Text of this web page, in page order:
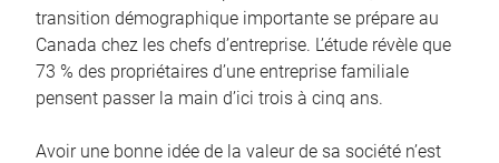
transition démographique importante se prépare au
Canada chez les chefs d’entreprise. L’étude révèle que
73 % des propriétaires d’une entreprise familiale
pensent passer la main d’ici trois à cinq ans.
Avoir une bonne idée de la valeur de sa société n’est